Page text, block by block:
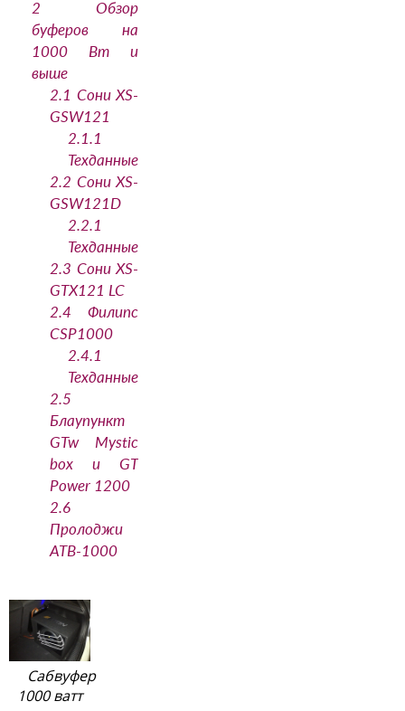
2 Обзор
буферов на
1000 Вт и
выше
2.1 Сони XS-
GSW121
2.1.1
Техданные
2.2 Сони XS-
GSW121D
2.2.1
Техданные
2.3 Сони XS-
GTX121 LC
2.4 Филипс
CSP1000
2.4.1
Техданные
2.5
Блаупункт
GTw Mystic
box и GT
Power 1200
2.6
Пролоджи
ATB-1000
Сабвуфер
1000 ватт